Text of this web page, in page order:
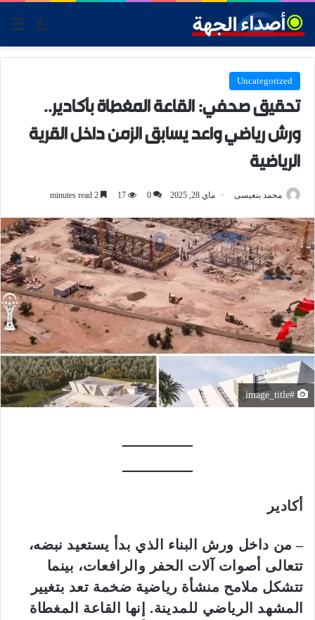
skin
Uncategorized
تحقيق صحفي: القاعة المغطاة بأكادير..
ورش رياضي واعد يسابق الزمن داخل القرية
الرياضية
محمد بنعيسى ماي 28, 2025 0
17
#image_title
أكادير
– من داخل ورش البناء الذي بدأ يستعيد نبضه،
تتعالى أصوات آلات الحفر والرافعات، بينما
تتشكل ملامح منشأة رياضية ضخمة تعد بتغيير
المشهد الرياضي للمدينة. إنها القاعة المغطاة